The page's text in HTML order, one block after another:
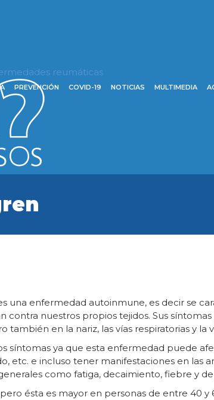
reumáticas
PREVENCIÓN COVID-19 NOTICIAS MULTIMEDIA
una enfermedad autoinmune, es decir se
nuestros propios tejidos. Sus síntomas
también en la nariz, las vías respiratorias y la
síntomas ya que esta enfermedad puede
etc. e incluso tener manifestaciones en las
como fatiga, decaimiento, fiebre y
ésta es mayor en personas de entre 40 y